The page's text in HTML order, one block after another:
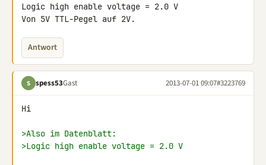
Logic high enable voltage = 2.0 V
Von 5V TTL-Pegel auf 2V.
Antwort
S spess53Gast 2013-07-01 09:07#3223769
Hi
>Also im Datenblatt:
>Logic high enable voltage = 2.0 V